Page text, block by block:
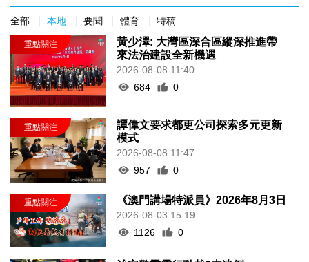
全部 本地 要聞 體育 特稿
黃少澤: 大灣區深合區縱深推進帶
來法治建設全新機遇
2026-08-08 11:40
684
0
譚偉文要求都更公司探索多元更新
模式
2026-08-08 11:47
957
0
《澳門講場特派員》2026年8月3日
2026-08-03 15:19
1126
0